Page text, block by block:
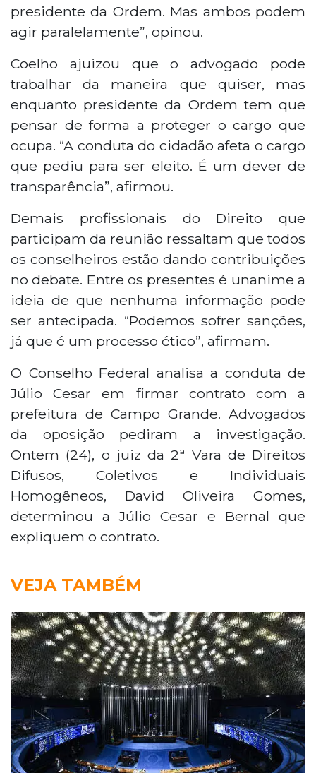
presidente da Ordem. Mas ambos podem
agir paralelamente”, opinou.
Coelho ajuizou que o advogado pode
trabalhar da maneira que quiser, mas
enquanto presidente da Ordem tem que
pensar de forma a proteger o cargo que
ocupa. “A conduta do cidadão afeta o cargo
que pediu para ser eleito. É um dever de
transparência”, afirmou.
Demais profissionais do Direito que
participam da reunião ressaltam que todos
os conselheiros estão dando contribuições
no debate. Entre os presentes é unanime a
ideia de que nenhuma informação pode
ser antecipada. “Podemos sofrer sanções,
já que é um processo ético”, afirmam.
O Conselho Federal analisa a conduta de
Júlio Cesar em firmar contrato com a
prefeitura de Campo Grande. Advogados
da oposição pediram a investigação.
Ontem (24), o juiz da 2ª Vara de Direitos
Difusos, Coletivos e Individuais
Homogêneos, David Oliveira Gomes,
determinou a Júlio Cesar e Bernal que
expliquem o contrato.
VEJA TAMBÉM